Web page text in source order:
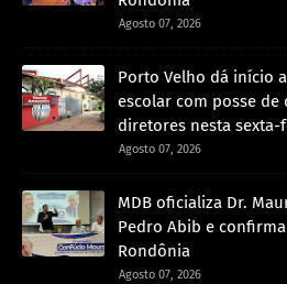
Agosto 07, 2026
Porto Velho dá início
escolar com posse
diretores nesta sexta-
Agosto 07, 2026
MDB oficializa Dr.
Pedro Abib e
Rondônia
Agosto 07, 2026